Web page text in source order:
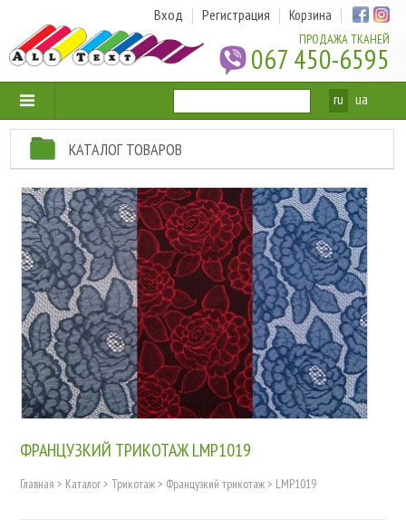
ПРОДАЖА ТКАНЕЙ
067 450-6595
Вход Регистрация Корзина
ru ua
КАТАЛОГ ТОВАРОВ
ФРАНЦУЗКИЙ ТРИКОТАЖ LMP1019
Главная > Каталог> Трикотаж> Французкий трикотаж> LMP1019